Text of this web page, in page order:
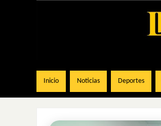
Inicio Noticias Deportes